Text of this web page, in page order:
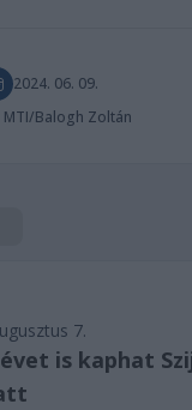
2024. 06. 09.
Balogh Zoltán
7.
is kaphat